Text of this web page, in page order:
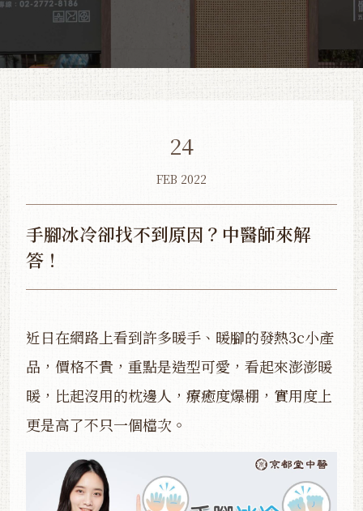
24
FEB 2022
手腳冰冷卻找不到原因？中醫師來解
答！
近日在網路上看到許多暖手、暖腳的發熱3c小產
品，價格不貴，重點是造型可愛，看起來澎澎暖
暖，比起沒用的枕邊人，療癒度爆棚，實用度上
更是高了不只一個檔次。